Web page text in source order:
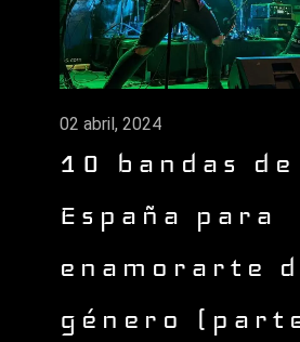
02 abril, 2024
10 bandas
España para
enamorarte
género